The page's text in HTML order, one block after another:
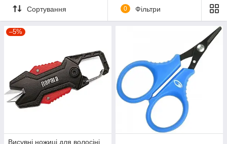
Сортування 0 Фільтри
–5%
Висувні ножиці для волосіні